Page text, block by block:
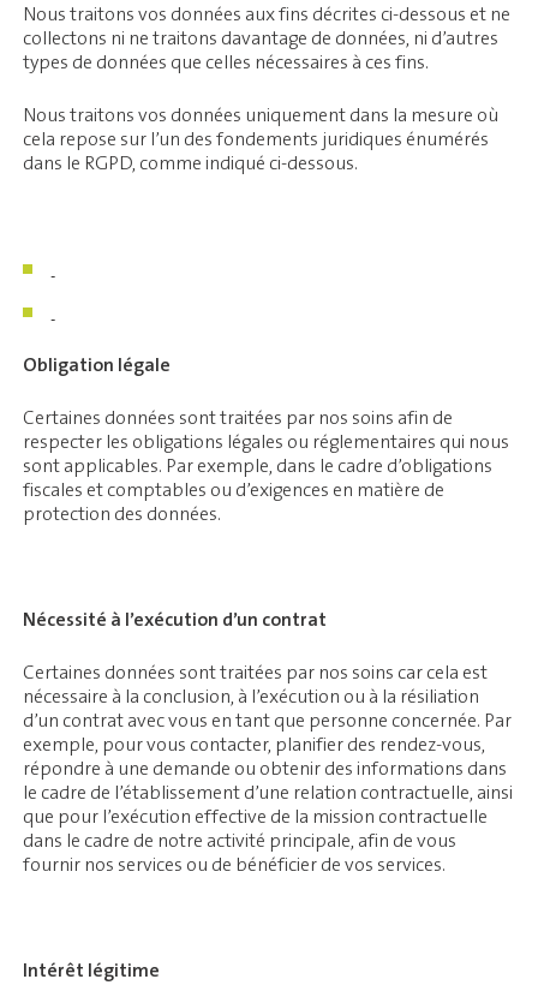
Nous traitons vos données aux fins décrites ci-dessous et ne
collectons ni ne traitons davantage de données, ni d’autres
types de données que celles nécessaires à ces fins.
Nous traitons vos données uniquement dans la mesure où
cela repose sur l’un des fondements juridiques énumérés
dans le RGPD, comme indiqué ci-dessous.
Obligation légale
Certaines données sont traitées par nos soins afin de
respecter les obligations légales ou réglementaires qui nous
sont applicables. Par exemple, dans le cadre d’obligations
fiscales et comptables ou d’exigences en matière de
protection des données.
Nécessité à l’exécution d’un contrat
Certaines données sont traitées par nos soins car cela est
nécessaire à la conclusion, à l’exécution ou à la résiliation
d’un contrat avec vous en tant que personne concernée. Par
exemple, pour vous contacter, planifier des rendez-vous,
répondre à une demande ou obtenir des informations dans
le cadre de l’établissement d’une relation contractuelle, ainsi
que pour l’exécution effective de la mission contractuelle
dans le cadre de notre activité principale, afin de vous
fournir nos services ou de bénéficier de vos services.
Intérêt légitime